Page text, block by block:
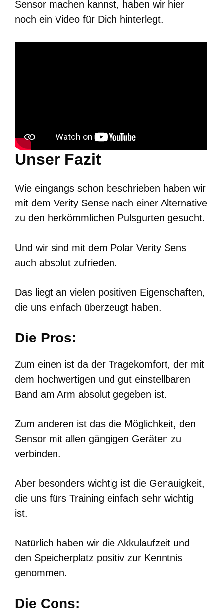
Sensor machen kannst, haben wir hier
noch ein Video für Dich hinterlegt.
Unser Fazit
Wie eingangs schon beschrieben haben wir
mit dem Verity Sense nach einer Alternative
zu den herkömmlichen Pulsgurten gesucht.
Und wir sind mit dem Polar Verity Sens
auch absolut zufrieden.
Das liegt an vielen positiven Eigenschaften,
die uns einfach überzeugt haben.
Die Pros:
Zum einen ist da der Tragekomfort, der mit
dem hochwertigen und gut einstellbaren
Band am Arm absolut gegeben ist.
Zum anderen ist das die Möglichkeit, den
Sensor mit allen gängigen Geräten zu
verbinden.
Aber besonders wichtig ist die Genauigkeit,
die uns fürs Training einfach sehr wichtig
ist.
Natürlich haben wir die Akkulaufzeit und
den Speicherplatz positiv zur Kenntnis
genommen.
Die Cons: